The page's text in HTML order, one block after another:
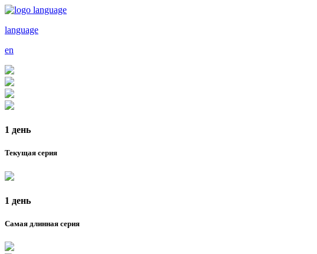
language
en
1 день
Текущая серия
1 день
Самая длинная серия